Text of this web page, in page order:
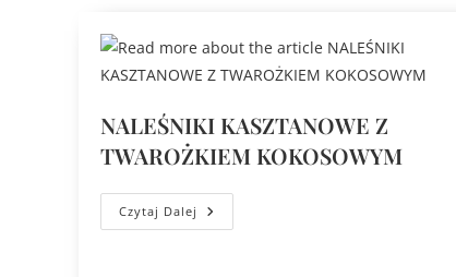
NALEŚNIKI KASZTANOWE Z
TWAROŻKIEM KOKOSOWYM
Czytaj Dalej